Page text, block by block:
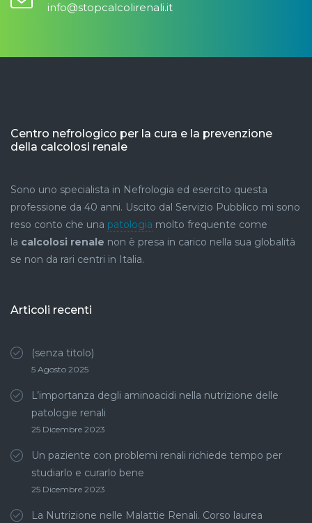
info@stopcalcolirenali.it
Centro nefrologico per la cura e la prevenzione
della calcolosi renale
Sono uno specialista in Nefrologia ed esercito questa
professione da 40 anni. Uscito dal Servizio Pubblico mi sono
reso conto che una patologia molto frequente come
la calcolosi renale non è presa in carico nella sua globalità
se non da rari centri in Italia.
Articoli recenti
(senza titolo)
5 Agosto 2025
L’importanza degli aminoacidi nella nutrizione delle
patologie renali
25 Dicembre 2023
Un paziente con problemi renali richiede tempo per
studiarlo e curarlo bene
25 Dicembre 2023
La Nutrizione nelle Malattie Renali. Corso laurea